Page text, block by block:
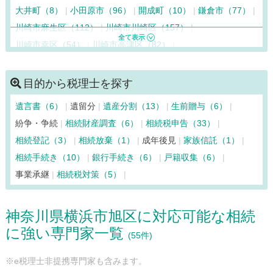
大井町（8）
小田原市（96） 開成町（10）
鎌倉市（77）
川崎市麻生区（112） 川崎市川崎区（157）
川崎市幸区（54）
川崎市高津区（82）
川崎市宮前区（60）
清川村（6）
相模原市緑区（43） 相模原市南区（83） 寒川町（12）
座間市（43）
逗子市（33） 茅ヶ崎市（68）
中井町（7）
二宮町（12） 箱根町（7） 秦野市（36）
葉山町（24）
平塚市（103） 藤沢市（148） 松田町（9） 真鶴町（6）
三浦市（33）
南足柄市（17） 山北町（6）
大和市（82）
湯河原町（15） 横須賀市（128）
横浜市神奈川区（185） 横浜市金沢区（69）
横浜市港南区（97） 横浜市港北区（160）
横浜市都筑区（62） 横浜市鶴見区（96）
目的から税理士を探す
遺言書（6） 遺留分 遺産分割（13）
生前贈与（6）
紛争・争続
相続財産調査（6）
相続税申告（33）
相続登記（3）
相続放棄（1） 成年後見
家族信託（1）
相続手続き（10）
銀行手続き（6）
戸籍収集（6）
事業承継
相続税対策（5）
神奈川県横浜市旭区に対応可能な相続
に強い専門家一覧 (55件)
※e税理士非提携専門家も含みます。